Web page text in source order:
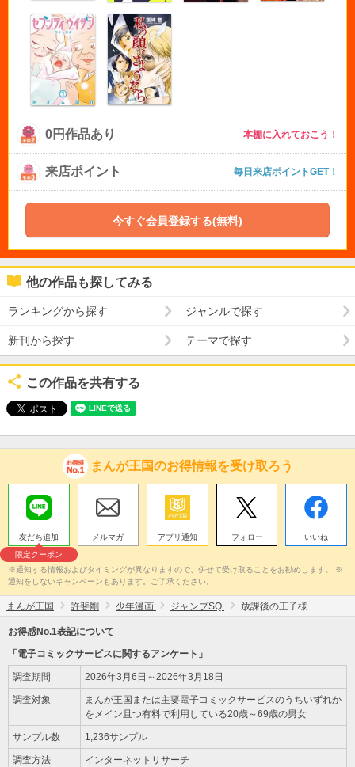
0円作品あり 本棚に入れておこう！
来店ポイント 毎日来店ポイントGET！
今すぐ会員登録する(無料)
他の作品も探してみる
ランキングから探す ジャンルで探す
新刊から探す テーマで探す
この作品を共有する
まんが王国のお得情報を受け取ろう
友だち追加
限定クーポン
メルマガ アプリ通知 フォロー いいね
※通知する情報およびタイミングが異なりますので、併せて受け取ることをお勧めします。 ※
通知をしないキャンペーンもあります。ご了承ください。
まんが王国 許斐剛 少年漫画 ジャンプSQ. 放課後の王子様
お得感No.1表記について
「電子コミックサービスに関するアンケート」
調査期間 2026年3月6日～2026年3月18日
調査対象
まんが王国または主要電子コミックサービスのうちいずれか
をメイン且つ有料で利用している20歳～69歳の男女
サンプル数 1,236サンプル
調査方法 インターネットリサーチ